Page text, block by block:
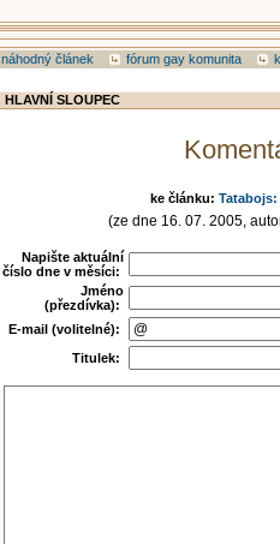
náhodný článek fórum gay komunita
HLAVNÍ SLOUPEC
ke článku:
(ze dne 16. 07. 2005,
Napište aktuální
číslo dne v měsíci:
Jméno
(přezdívka):
E-mail (volitelné):
Titulek: